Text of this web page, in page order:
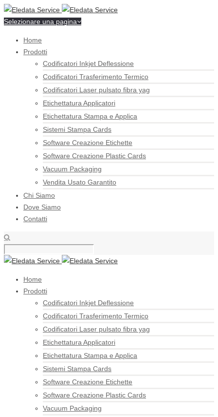
Selezionare una pagina
Home
Prodotti
Codificatori Inkjet Deflessione
Codificatori Trasferimento Termico
Codificatori Laser pulsato fibra yag
Etichettatura Applicatori
Etichettatura Stampa e Applica
Sistemi Stampa Cards
Software Creazione Etichette
Software Creazione Plastic Cards
Vacuum Packaging
Vendita Usato Garantito
Chi Siamo
Dove Siamo
Contatti
Home
Prodotti
Codificatori Inkjet Deflessione
Codificatori Trasferimento Termico
Codificatori Laser pulsato fibra yag
Etichettatura Applicatori
Etichettatura Stampa e Applica
Sistemi Stampa Cards
Software Creazione Etichette
Software Creazione Plastic Cards
Vacuum Packaging